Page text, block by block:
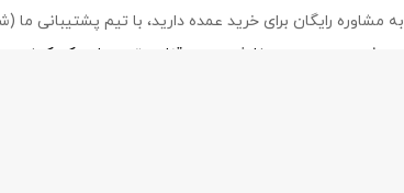
مشاوره رایگان برای خرید عمده دارید، با تیم پشتیبانی ما
ویژه بهره ببرید و سفارش دهید. قناد برتر – جایی که